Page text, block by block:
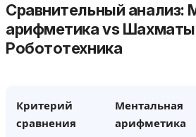
Сравнительный анализ:
арифметика vs
Робототехника
Критерий
сравнения
Ментальная
арифметика